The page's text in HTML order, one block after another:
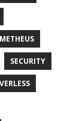
SECURITY